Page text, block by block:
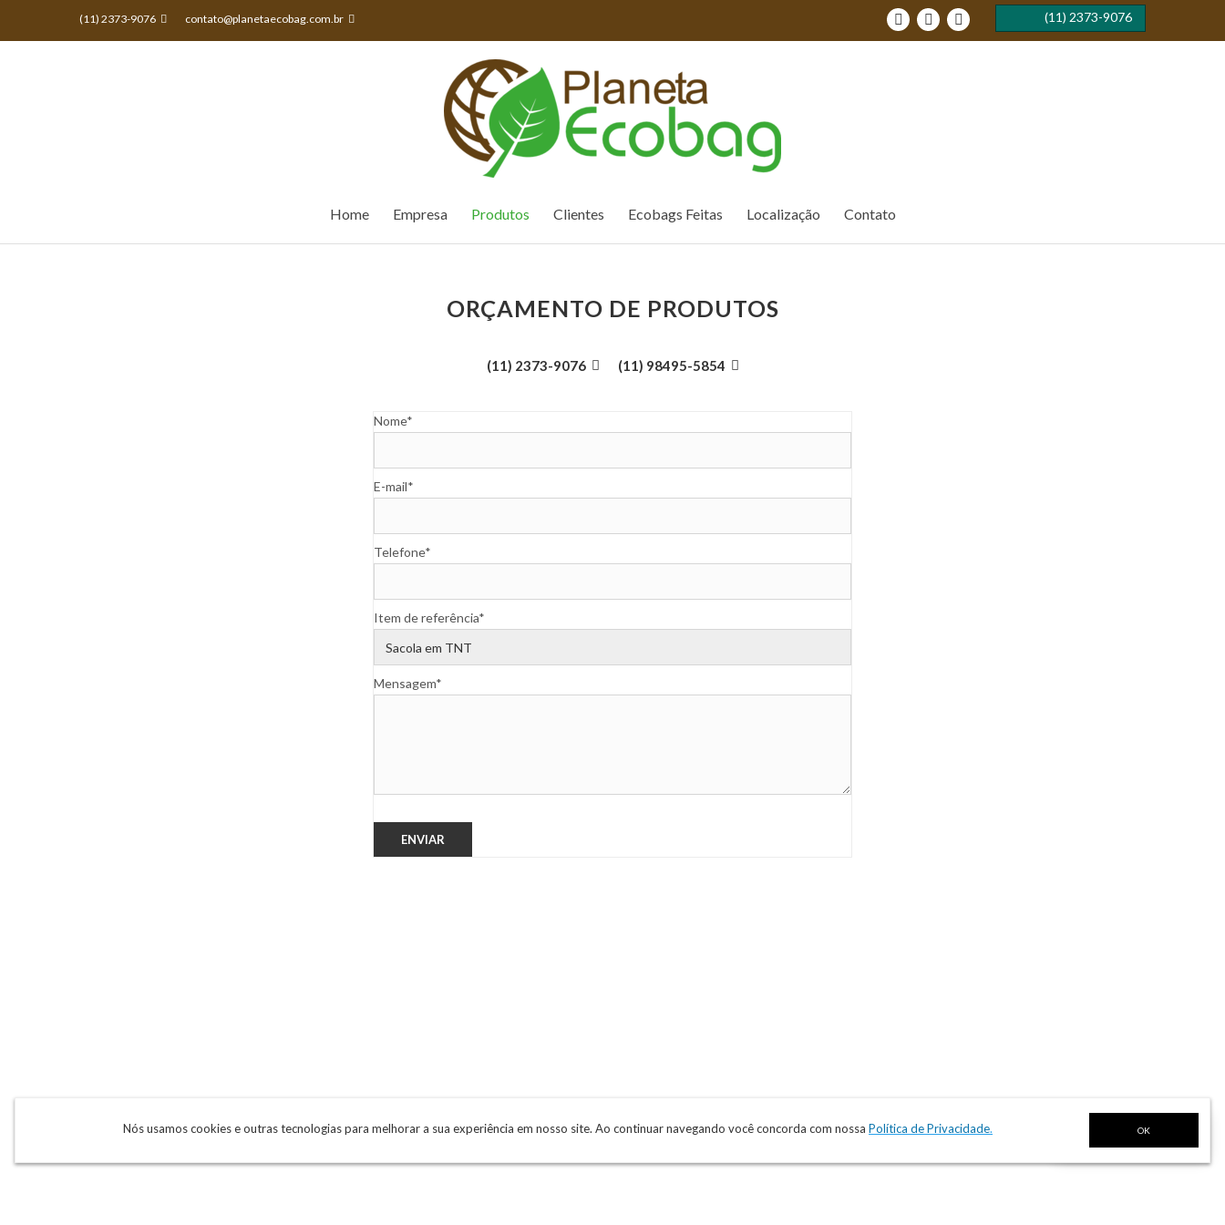
(11) 2373-9076  contato@planetaecobag.com.br  
(11) 2373-9076
Orçamento por
Home Empresa Produtos Clientes Ecobags Feitas Localização Contato
ORÇAMENTO DE PRODUTOS
(11) 2373-9076  (11) 98495-5854 
Nome*
E-mail*
Telefone*
Item de referência*
Mensagem*
FALE CONOSCO
Nós usamos cookies e outras tecnologias para melhorar a sua experiência em nosso site. Ao continuar navegando você concorda com nossa Política de Privacidade. OK